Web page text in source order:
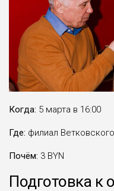
Когда: 5 марта в 16:00
Где: филиал
Почём: 3 BYN
Подготовка к